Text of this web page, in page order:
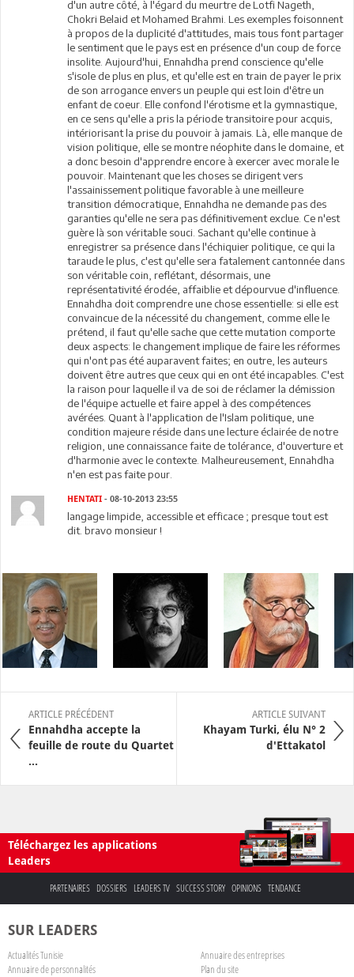
d'un autre côté, à l'égard du meurtre de Lotfi Nageth,
Chokri Belaid et Mohamed Brahmi. Les exemples foisonnent
à propos de la duplicité d'attitudes, mais tous font partager
le sentiment que le pays est en présence d'un coup de force
insolite. Aujourd'hui, Ennahdha prend conscience qu'elle
s'isole de plus en plus, et qu'elle est en train de payer le prix
de son arrogance envers un peuple qui est loin d'être un
enfant de coeur. Elle confond l'érotisme et la gymnastique,
en ce sens qu'elle a pris la période transitoire pour acquis,
intériorisant la prise du pouvoir à jamais. Là, elle manque de
vision politique, elle se montre néophite dans le domaine, et
a donc besoin d'apprendre encore à exercer avec morale le
pouvoir. Maintenant que les choses se dirigent vers
l'assainissement politique favorable à une meilleure
transition démocratique, Ennahdha ne demande pas des
garanties qu'elle ne sera pas définitivement exclue. Ce n'est
guère là son véritable souci. Sachant qu'elle continue à
enregistrer sa présence dans l'échiquier politique, ce qui la
taraude le plus, c'est qu'elle sera fatalement cantonnée dans
son véritable coin, reflétant, désormais, une
représentativité érodée, affaiblie et dépourvue d'influence.
Ennahdha doit comprendre une chose essentielle: si elle est
convaincue de la nécessité du changement, comme elle le
prétend, il faut qu'elle sache que cette mutation comporte
deux aspects: le changement implique de faire les réformes
qui n'ont pas été auparavent faites; en outre, les auteurs
doivent être autres que ceux qui en ont été incapables. C'est
la raison pour laquelle il va de soi de réclamer la démission
de l'équipe actuelle et faire appel à des compétences
avérées. Quant à l'application de l'Islam politique, une
condition majeure réside dans une lecture éclairée de notre
religion, une connaissance faite de tolérance, d'ouverture et
d'harmonie avec le contexte. Malheureusement, Ennahdha
n'en est pas faite pour.
HENTATI - 08-10-2013 23:55
langage limpide, accessible et efficace ; presque tout est
dit. bravo monsieur !
ARTICLE PRÉCÉDENT
Ennahdha accepte la
feuille de route du Quartet
...
ARTICLE SUIVANT
Khayam Turki, élu N° 2
d'Ettakatol
Téléchargez les applications
Leaders
PARTENAIRES DOSSIERS LEADERS TV SUCCESS STORY OPINIONS TENDANCE
SUR LEADERS
Actualités Tunisie
Annuaire des entreprises
Annuaire de personnalités
Plan du site